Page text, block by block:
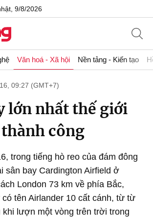
9/8/2026
Văn hoá - Xã hội Nền tảng - Kiến tạo
09:27 (GMT+7)
lớn nhất thế giới
công
trong tiếng hò reo của đám đông
sân bay Cardington Airfield ở
London 73 km về phía Bắc,
tên Airlander 10 cất cánh, từ từ
khi lượn một vòng trên trời trong